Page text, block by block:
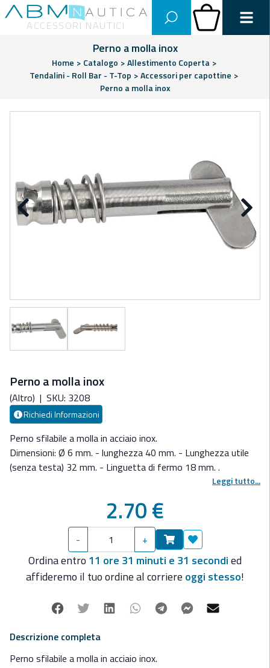
Abm Nautica
ACCESSORI NAUTICI
Carrello
Perno a molla inox
Home > Catalogo > Allestimento Coperta >
Tendalini - Roll Bar - T-Top >Accessori per capottine >
Perno a molla inox
Perno a molla inox
(Altro) | SKU: 3208
Richiedi Informazioni
Perno sfilabile a molla in acciaio inox.
Dimensioni: Ø 6 mm. - lunghezza 40 mm. - Lunghezza utile
(senza testa) 32 mm. - Linguetta di fermo 18 mm. .
Leggi tutto...
2.70 €
- + Aggiungi ai
Ordina entro 11 ore 31 minuti e 31 secondied
affideremo il tuo ordine al corriere oggi stesso!
Facebook
Twitter LinkedinWhatsappTelegramFacebook
Descrizione completa
Perno sfilabile a molla in acciaio inox.